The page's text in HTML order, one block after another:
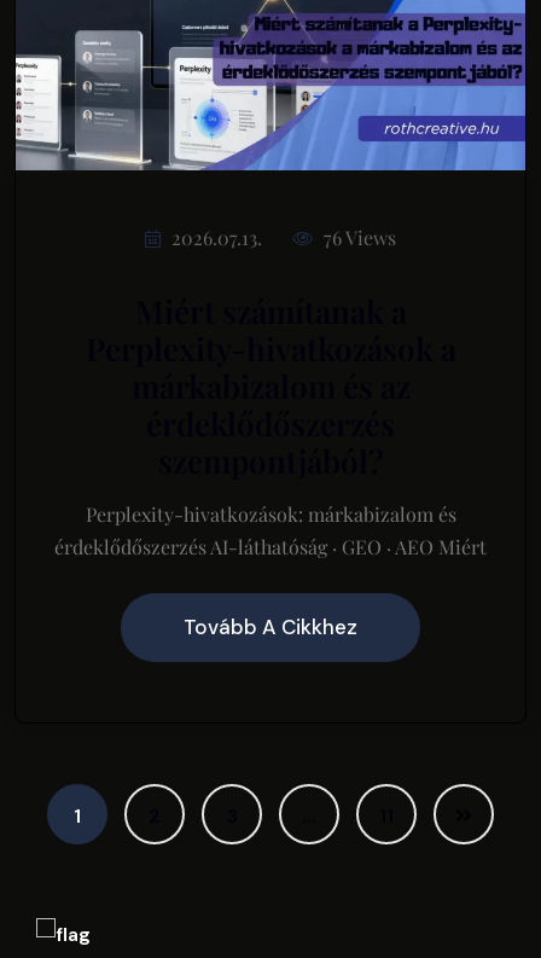
2026.07.13. 76 Views
Perplexity-hivatkozások: márkabizalom és
érdeklődőszerzés AI-láthatóság · GEO · AEO Miért
Tovább A Cikkhez
1